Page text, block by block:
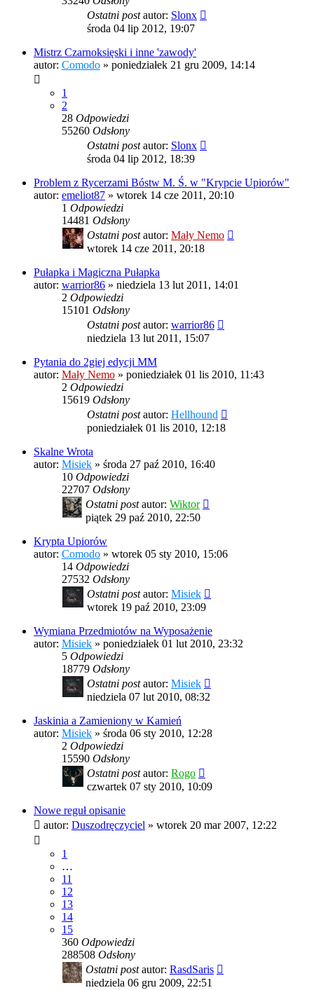
Ostatni postautor: Slonx
środa 04 lip 2012, 19:07
Mistrz Czarnoksięski i inne 'zawody'
autor: Comodo » poniedziałek 21 gru 2009, 14:14
1
2
28 Odpowiedzi
55260 Odsłony
Ostatni postautor: Slonx
środa 04 lip 2012, 18:39
Problem z Rycerzami Bóstw M. Ś. w "Krypcie Upiorów"
autor: emeliot87 » wtorek 14 cze 2011, 20:10
1 Odpowiedzi
14481 Odsłony
Ostatni postautor: Mały Nemo
wtorek 14 cze 2011, 20:18
Pułapka i Magiczna Pułapka
autor: warrior86 » niedziela 13 lut 2011, 14:01
2 Odpowiedzi
15101 Odsłony
Ostatni postautor: warrior86
niedziela 13 lut 2011, 15:07
Pytania do 2giej edycji MM
autor: Mały Nemo » poniedziałek 01 lis 2010, 11:43
2 Odpowiedzi
15619 Odsłony
Ostatni postautor: Hellhound
poniedziałek 01 lis 2010, 12:18
Skalne Wrota
autor: Misiek » środa 27 paź 2010, 16:40
10 Odpowiedzi
22707 Odsłony
Ostatni postautor: Wiktor
piątek 29 paź 2010, 22:50
Krypta Upiorów
autor: Comodo » wtorek 05 sty 2010, 15:06
14 Odpowiedzi
27532 Odsłony
Ostatni postautor: Misiek
wtorek 19 paź 2010, 23:09
Wymiana Przedmiotów na Wyposażenie
autor: Misiek » poniedziałek 01 lut 2010, 23:32
5 Odpowiedzi
18779 Odsłony
Ostatni postautor: Misiek
niedziela 07 lut 2010, 08:32
Jaskinia a Zamieniony w Kamień
autor: Misiek » środa 06 sty 2010, 12:28
2 Odpowiedzi
15590 Odsłony
Ostatni postautor: Rogo
czwartek 07 sty 2010, 10:09
Nowe reguł opisanie
autor: Duszodręczyciel » wtorek 20 mar 2007, 12:22
1
…
11
12
13
14
15
360 Odpowiedzi
288508 Odsłony
Ostatni postautor: RasdSaris
niedziela 06 gru 2009, 22:51